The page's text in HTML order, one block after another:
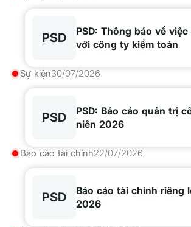
PSD
PSD: Thông báo về
với công ty kiểm toán
Sự kiện30/07/2026
PSD
PSD: Báo cáo quản trị
niên 2026
Báo cáo tài chính22/07/2026
PSD
Báo cáo tài chính riêng
2026